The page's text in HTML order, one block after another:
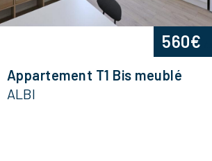
Appartement T1 Bis meublé
ALBI
560€